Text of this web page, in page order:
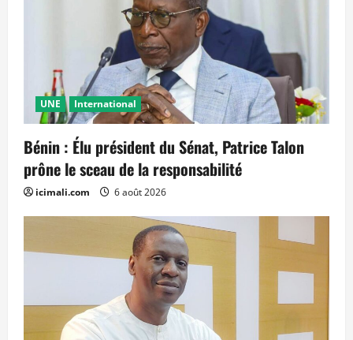
UNE International
Bénin : Élu président du Sénat, Patrice Talon
prône le sceau de la responsabilité
icimali.com 6 août 2026